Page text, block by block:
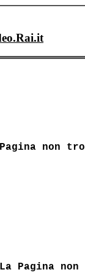
Pagina non
La Pagina